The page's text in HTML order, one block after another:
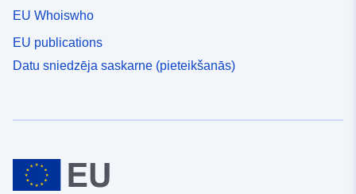
EU Whoiswho
EU publications
Datu sniedzēja saskarne (pieteikšanās)